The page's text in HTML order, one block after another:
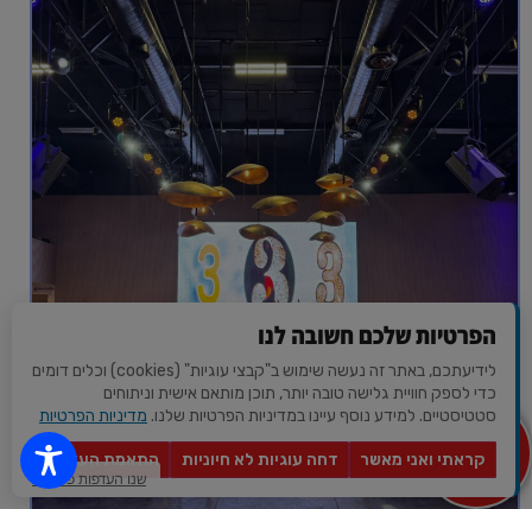
מקום
לאירוע?
הפרטיות שלכם חשובה לנו
לידיעתכם, באתר זה נעשה שימוש ב"קבצי עוגיות" (cookies) וכלים דומים
כדי לספק חוויית גלישה טובה יותר, תוכן מותאם אישית וניתוחים
סטטיסטיים. למידע נוסף עיינו במדיניות הפרטיות שלנו. מדיניות הפרטיות
קראתי ואני מאשר דחה עוגיות לא חיוניות
התאמת העדפות
שנו העדפות פרטיות